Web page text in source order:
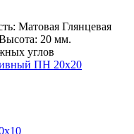
Матовая Глянцевая
20 мм.
углов
ПН 20х20